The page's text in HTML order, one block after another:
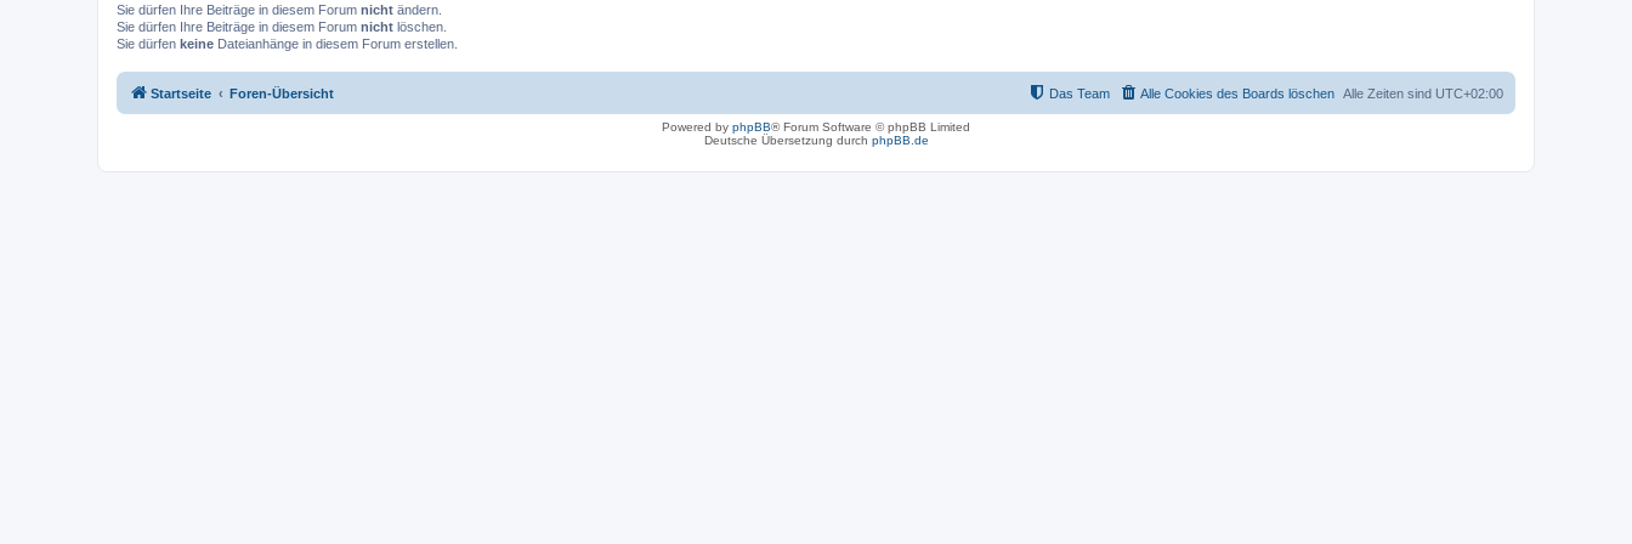
Sie dürfen Ihre Beiträge in diesem Forum nicht ändern.
Sie dürfen Ihre Beiträge in diesem Forum nicht löschen.
Sie dürfen keine Dateianhänge in diesem Forum erstellen.
Startseite Foren-Übersicht Alle Zeiten sind UTC+02:00
Alle Cookies des Boards löschen
Das Team
Powered by phpBB® Forum Software © phpBB Limited
Deutsche Übersetzung durch phpBB.de